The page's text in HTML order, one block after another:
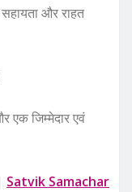
सहायता और राहत
एक जिम्मेदार एवं
Satvik Samachar